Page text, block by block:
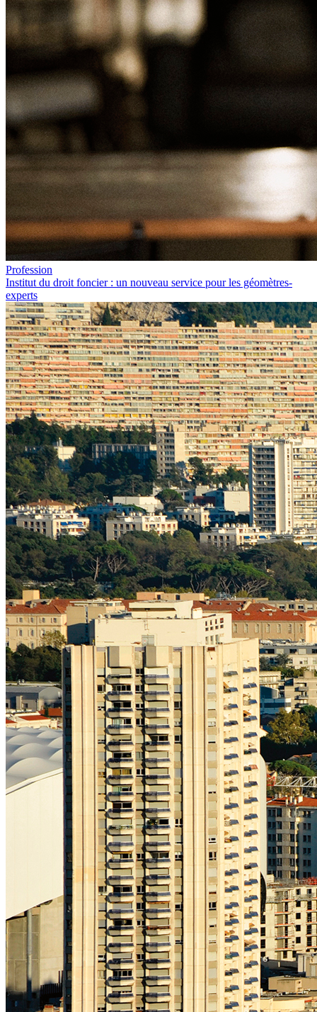
Profession
Institut du droit foncier : un nouveau service pour les géomètres-
experts